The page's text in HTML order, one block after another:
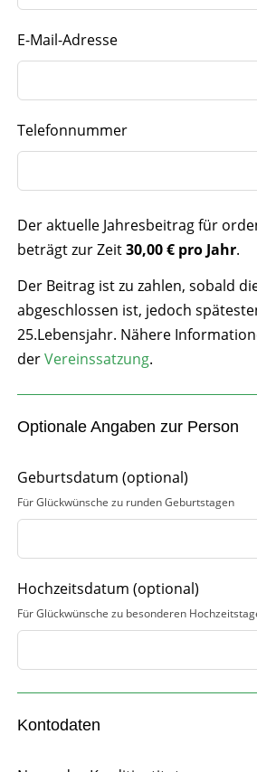
E-Mail-Adresse
Telefonnummer
Der aktuelle Jahresbeitrag für
beträgt zur Zeit30,00 € pro Jahr.
Der Beitrag ist zu zahlen, sobald
abgeschlossen ist, jedoch
25.Lebensjahr. Nähere
derVereinssatzung.
Optionale Angaben zur Person
Geburtsdatum (optional)
Für Glückwünsche zu runden Geburtstagen
Hochzeitsdatum (optional)
Für Glückwünsche zu besonderen
Kontodaten